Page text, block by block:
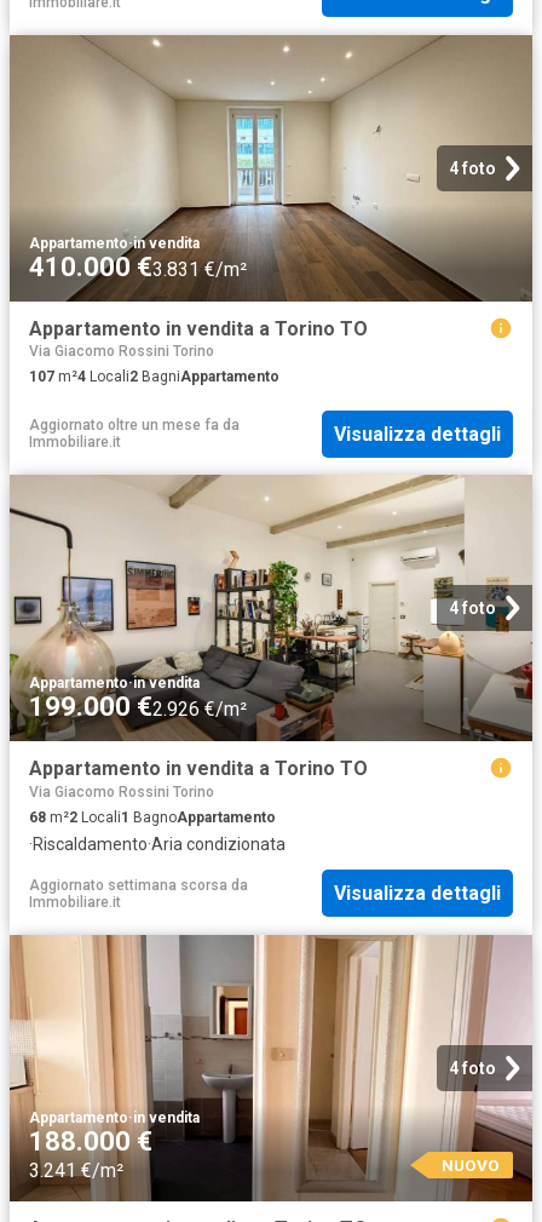
4 foto
Appartamento·in vendita
410.000 €3.831 €/m²
Appartamento in vendita a Torino TO
Via Giacomo Rossini Torino
107 m²4 Locali2 BagniAppartamento
Aggiornato oltre un mese fa da
Immobiliare.it
Visualizza dettagli
4 foto
Appartamento·in vendita
199.000 €2.926 €/m²
Appartamento in vendita a Torino TO
Via Giacomo Rossini Torino
68 m²2 Locali1 BagnoAppartamento
·Riscaldamento·Aria condizionata
Aggiornato settimana scorsa da
Immobiliare.it
Visualizza dettagli
4 foto
Appartamento·in vendita
188.000 €
3.241 €/m² NUOVO